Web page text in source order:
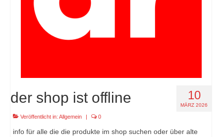
10
MÄRZ 2026
der shop ist offline
Veröffentlicht in: Allgemein 0
info für alle die die produkte im shop suchen oder über alte